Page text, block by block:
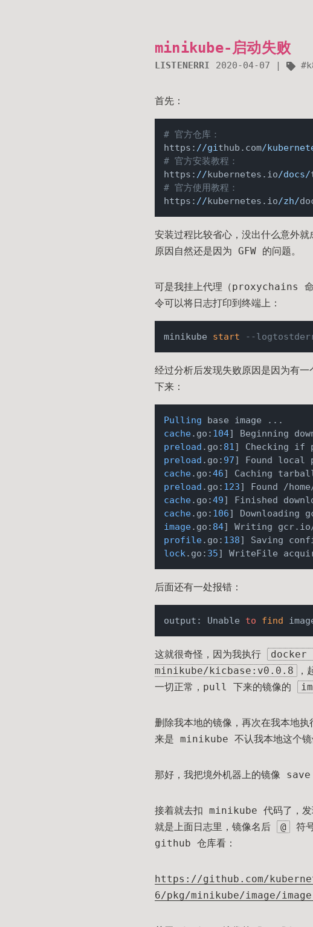
minikube-启动失败
LISTENERRI 2020-04-07
首先：
# 官方仓库：
https: //github.com/
# 官方安装教程：
https: //kubernetes.io/docs/
# 官方使用教程：
https: //kubernetes.io/zh/
安装过程比较省心，没出什么意外
原因自然还是因为 GFW 的问题。
可是我挂上代理（proxychains
令可以将日志打印到终端上：
minikube start --
经过分析后发现失败原因是因为有
下来：
Pulling
cache.go: 104
preload .go: 81] Checking if
preload .go: 97] Found local
cache.go:46
preload .go: 123] Found /
cache.go:49] Finished
cache.go: 106] Downloading
image.go: 84] Writing gcr.io/
profile.go: 138
lock.go: 35] WriteFile
后面还有一处报错：
output: Unable to find
这就很奇怪，因为我执行 docker
minikube/kicbase:v0.0.8
一切正常，pull 下来的镜像的
删除我本地的镜像，再次在我本地执
来是 minikube 不认我本地这个镜
那好，我把境外机器上的镜像
接着就去扣 minikube 代码了，
就是上面日志里，镜像名后
@
符
github 仓库看：
https://github.com/
6/pkg/minikube/image/